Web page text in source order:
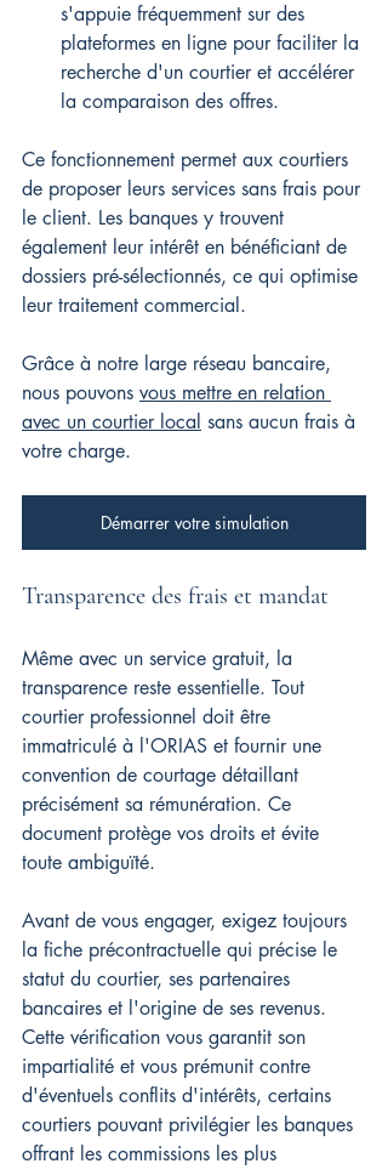
s'appuie fréquemment sur des
plateformes en ligne pour faciliter la
recherche d'un courtier et accélérer
la comparaison des offres.
Ce fonctionnement permet aux courtiers
de proposer leurs services sans frais pour
le client. Les banques y trouvent
également leur intérêt en bénéficiant de
dossiers pré-sélectionnés, ce qui optimise
leur traitement commercial.
Grâce à notre large réseau bancaire,
nous pouvons vous mettre en relation
avec un courtier local sans aucun frais à
votre charge.
Démarrer votre simulation
Transparence des frais et mandat
Même avec un service gratuit, la
transparence reste essentielle. Tout
courtier professionnel doit être
immatriculé à l'ORIAS et fournir une
convention de courtage détaillant
précisément sa rémunération. Ce
document protège vos droits et évite
toute ambiguïté.
Avant de vous engager, exigez toujours
la fiche précontractuelle qui précise le
statut du courtier, ses partenaires
bancaires et l'origine de ses revenus.
Cette vérification vous garantit son
impartialité et vous prémunit contre
d'éventuels conflits d'intérêts, certains
courtiers pouvant privilégier les banques
offrant les commissions les plus